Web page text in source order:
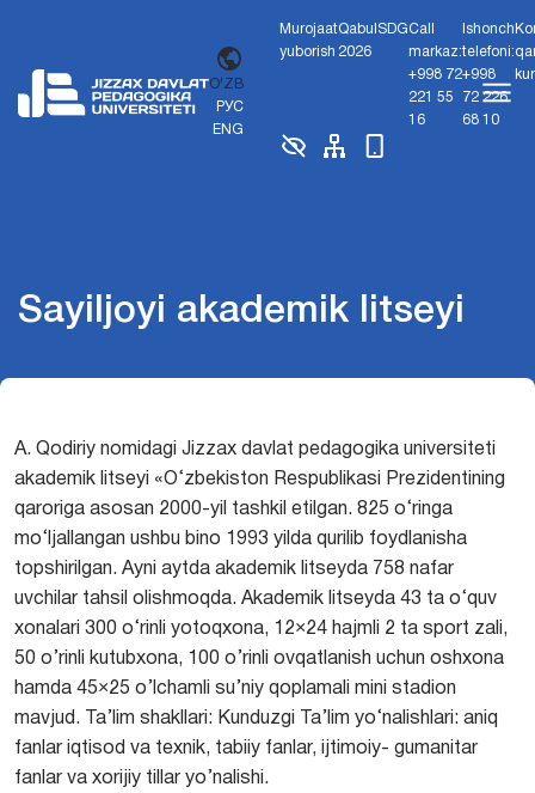
O'ZB
РУС
ENG
Murojaat
yuborish
Qabul
2026
SDGCall
markaz:
+998 72
221 55
16
Ishonch
telefoni:
+998
72 226
68 10
Sayiljoyi akademik litseyi
A. Qodiriy nomidagi Jizzax davlat pedagogika universiteti
akademik litseyi «O‘zbekiston Respublikasi Prezidentining
qaroriga asosan 2000-yil tashkil etilgan. 825 o‘ringa
mo‘ljallangan ushbu bino 1993 yilda qurilib foydlanisha
topshirilgan. Ayni aytda akademik litseyda 758 nafar
uvchilar tahsil olishmoqda. Akademik litseyda 43 ta o‘quv
xonalari 300 o‘rinli yotoqxona, 12×24 hajmli 2 ta sport zali,
50 o’rinli kutubxona, 100 o’rinli ovqatlanish uchun oshxona
hamda 45×25 o’lchamli su’niy qoplamali mini stadion
mavjud. Ta’lim shakllari: Kunduzgi Ta’lim yo‘nalishlari: aniq
fanlar iqtisod va texnik, tabiiy fanlar, ijtimoiy- gumanitar
fanlar va xorijiy tillar yo’nalishi.